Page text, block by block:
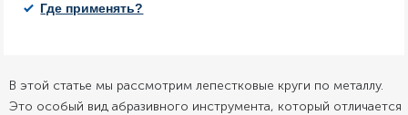
Где применять?
В этой статье мы рассмотрим лепестковые круги по металлу.
Это особый вид абразивного инструмента, который отличается